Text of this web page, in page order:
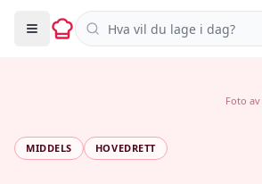
Søk i oppskrifter
MIDDELS HOVEDRETT
Foto av